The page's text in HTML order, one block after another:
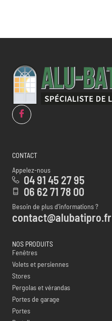
CONTACT
Appelez-nous
04 91 45 27 95
06 62 71 78 00
Besoin de plus d’informations ?
contact@alubatipro.fr
NOS PRODUITS
Fenêtres
Volets et persiennes
Stores
Pergolas et vérandas
Portes de garage
Portes